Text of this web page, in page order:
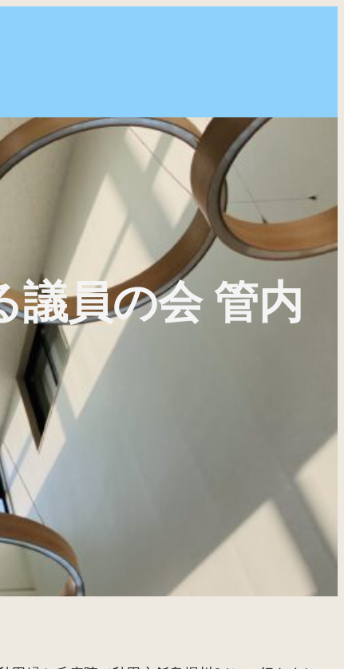
議員の会 管内